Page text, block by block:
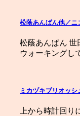
松蔭あんぱん他／ニ
松蔭あんぱん 世
ウォーキングし
ミカヅキブリオッ
上から時計回